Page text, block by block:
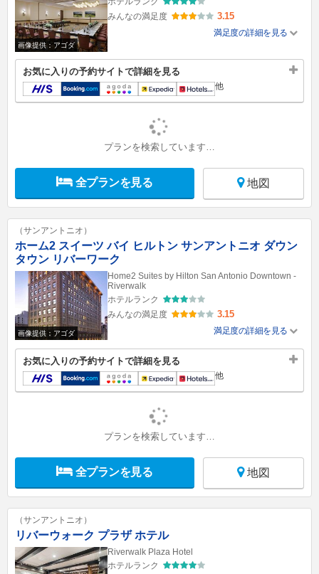
画像提供：アゴダ
みんなの満足度
3.15
満足度の詳細を見る
お気に入りの予約サイトで詳細を見る
他
プランを検索しています…
全プランを見る 地図
（サンアントニオ）
ホーム2 スイーツ バイ ヒルトン サンアントニオ ダウン
タウン リバーワーク
画像提供：アゴダ
Home2 Suites by Hilton San Antonio Downtown -
Riverwalk
ホテルランク
みんなの満足度
3.15
満足度の詳細を見る
お気に入りの予約サイトで詳細を見る
他
プランを検索しています…
全プランを見る 地図
（サンアントニオ）
リバーウォーク プラザ ホテル
Riverwalk Plaza Hotel
ホテルランク